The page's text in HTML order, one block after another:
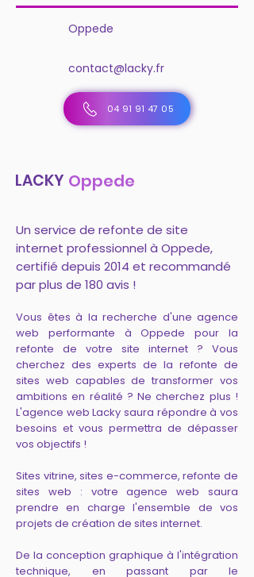
Oppede
contact@lacky.fr
04 91 91 47 05
LACKY Oppede
Un service de refonte de site
internet professionnel à Oppede,
certifié depuis 2014 et recommandé
par plus de 180 avis !
Vous êtes à la recherche d'une agence
web performante à Oppede pour la
refonte de votre site internet ? Vous
cherchez des experts de la refonte de
sites web capables de transformer vos
ambitions en réalité ? Ne cherchez plus !
L'agence web Lacky saura répondre à vos
besoins et vous permettra de dépasser
vos objectifs !
Sites vitrine, sites e-commerce, refonte de
sites web : votre agence web saura
prendre en charge l'ensemble de vos
projets de création de sites internet.
De la conception graphique à l'intégration
technique, en passant par le